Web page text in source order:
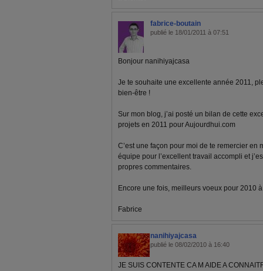
fabrice-boutain
publié le 18/01/2011 à 07:51
Bonjour nanihiyajcasa
Je te souhaite une excellente année 2011,
bien-être !
Sur mon blog, j’ai posté un bilan de cette
projets en 2011 pour Aujourdhui.com
C’est une façon pour moi de te remercier en
équipe pour l’excellent travail accompli et
propres commentaires.
Encore une fois, meilleurs voeux pour 2010
Fabrice
nanihiyajcasa
publié le 08/02/2010 à 16:40
JE SUIS CONTENTE CA M AIDE A